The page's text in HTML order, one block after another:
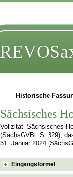
Historische
Sächsisches
Vollzitat: Sächsisches
(SächsGVBl. S. 329),
31. Januar 2024
Eingangsformel